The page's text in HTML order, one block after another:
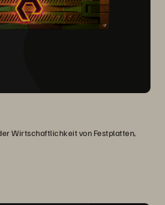
Wirtschaftlichkeit von Festplatten,